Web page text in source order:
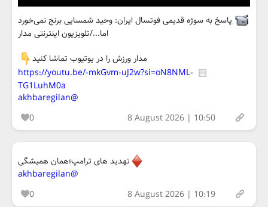
پاسخ به سوژه قدیمی فوتسال ایران: وحید شمسایی برنج نمی‌خورد
اما.../تلویزیون اینترنتی مدار
مدار ورزش را در یوتیوب تماشا کنید
https://youtu.be/-mkGvm-uJ2w?si=oN8NML-
TG1LuhM0a
@akhbaregilan
0
8 August 2026 | 10:50
تهدید های ترامپ؛همان همیشگی
@akhbaregilan
0
8 August 2026 | 10:19